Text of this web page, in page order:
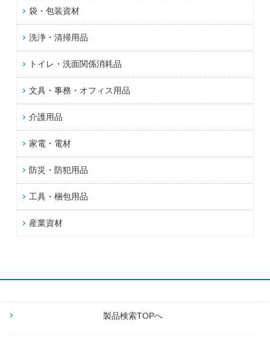
袋・包装資材
洗浄・清掃用品
トイレ・洗面関係消耗品
文具・事務・オフィス用品
介護用品
家電・電材
防災・防犯用品
工具・梱包用品
産業資材
製品検索TOPへ